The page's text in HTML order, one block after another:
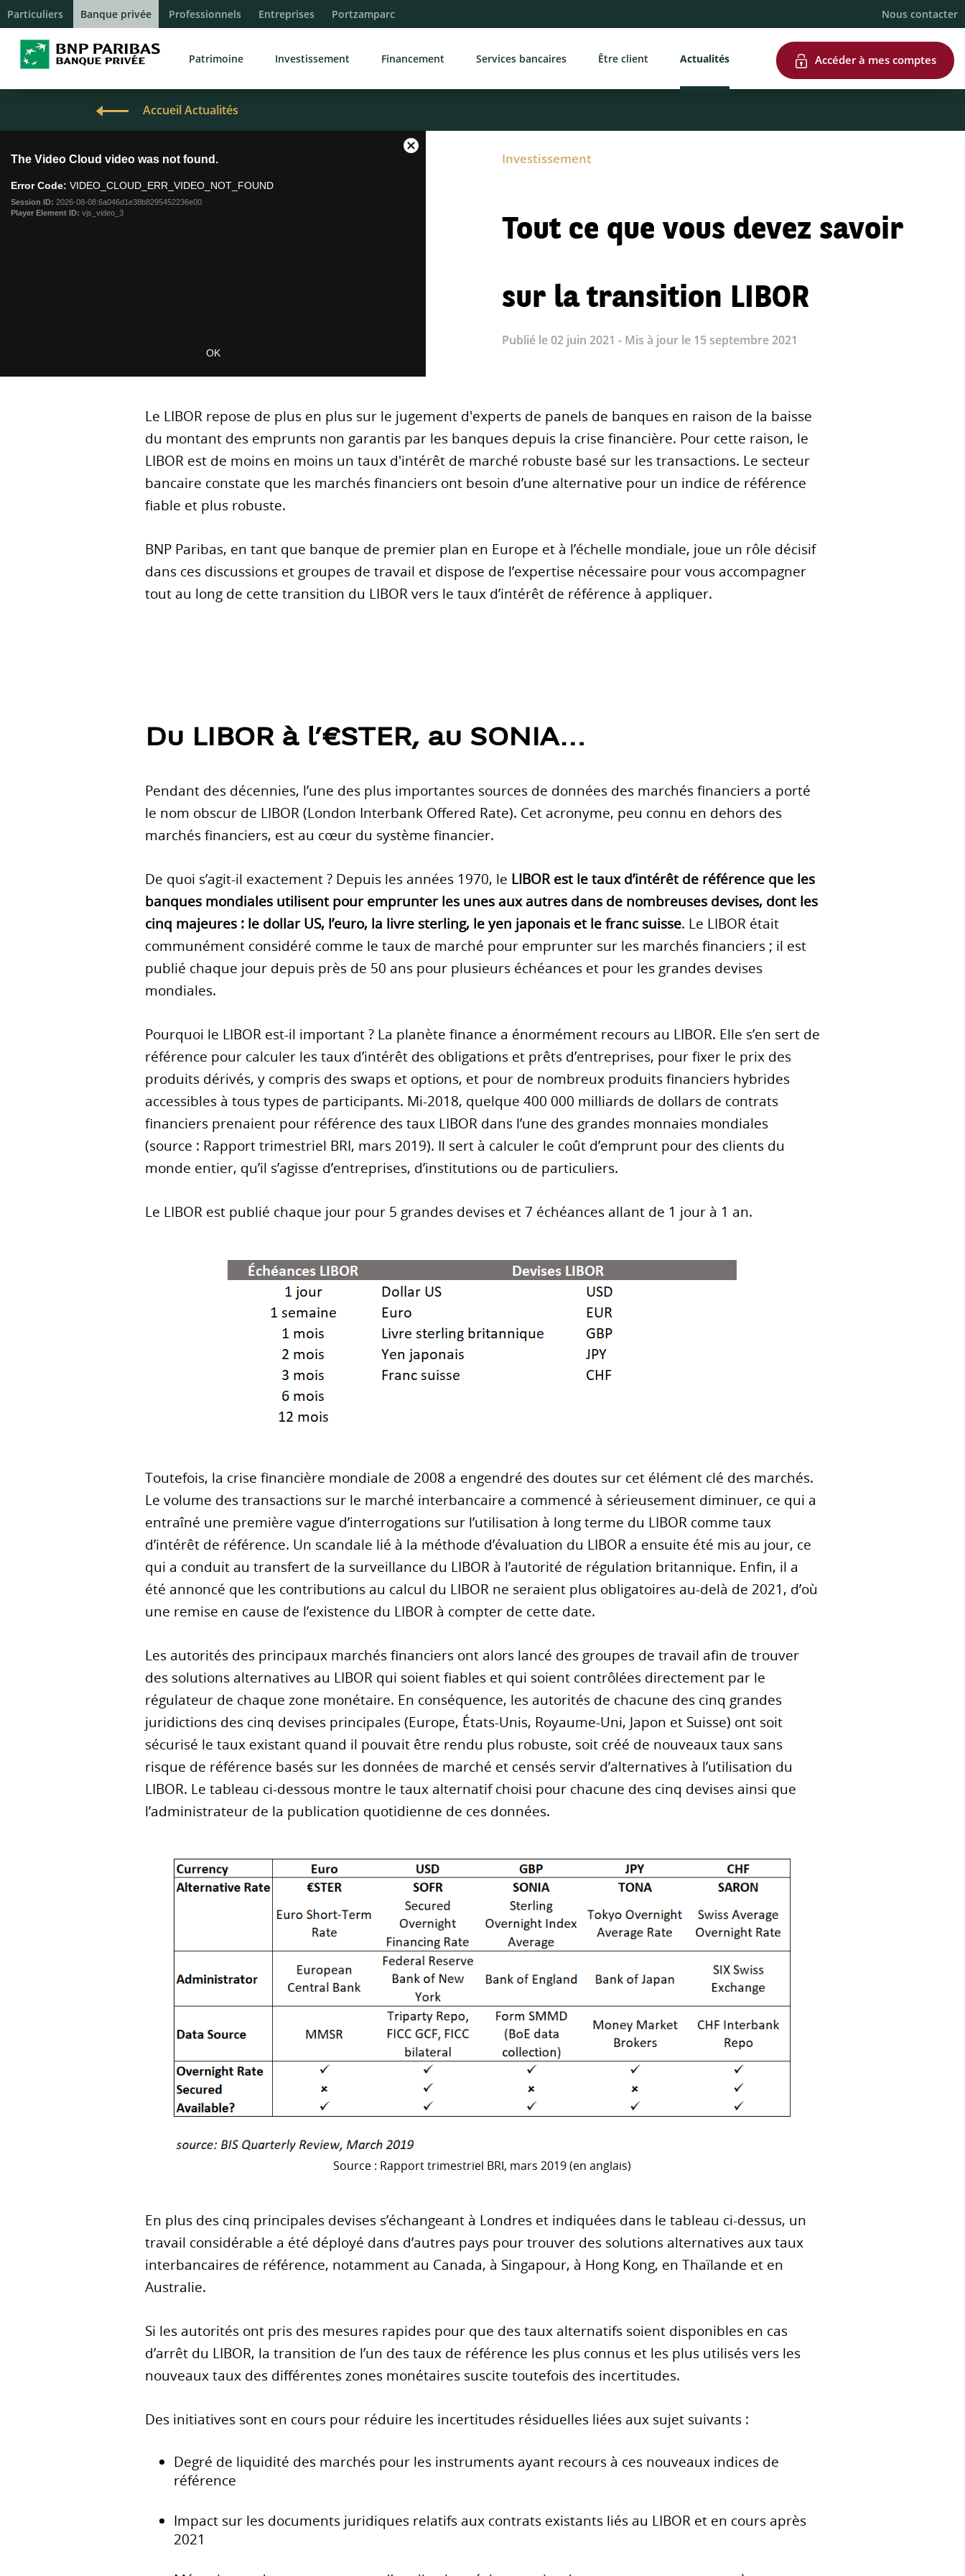
Particuliers Banque privée Professionnels Entreprises Portzamparc Nous contacter
Patrimoine Investissement Financement Services bancaires Être client Actualités Accéder à mes comptes
Accueil Actualités
Investissement
Tout ce que vous devez savoir
sur la transition LIBOR
Publié le 02 juin 2021 - Mis à jour le 15 septembre 2021
Le LIBOR repose de plus en plus sur le jugement d'experts de panels de banques en raison de la baisse
du montant des emprunts non garantis par les banques depuis la crise financière. Pour cette raison, le
LIBOR est de moins en moins un taux d'intérêt de marché robuste basé sur les transactions. Le secteur
bancaire constate que les marchés financiers ont besoin d’une alternative pour un indice de référence
fiable et plus robuste.
BNP Paribas, en tant que banque de premier plan en Europe et à l’échelle mondiale, joue un rôle décisif
dans ces discussions et groupes de travail et dispose de l’expertise nécessaire pour vous accompagner
tout au long de cette transition du LIBOR vers le taux d’intérêt de référence à appliquer.
Du LIBOR à l’€STER, au SONIA…
Pendant des décennies, l’une des plus importantes sources de données des marchés financiers a porté
le nom obscur de LIBOR (London Interbank Offered Rate). Cet acronyme, peu connu en dehors des
marchés financiers, est au cœur du système financier.
De quoi s’agit-il exactement ? Depuis les années 1970, le LIBOR est le taux d’intérêt de référence que les
banques mondiales utilisent pour emprunter les unes aux autres dans de nombreuses devises, dont les
cinq majeures : le dollar US, l’euro, la livre sterling, le yen japonais et le franc suisse. Le LIBOR était
communément considéré comme le taux de marché pour emprunter sur les marchés financiers ; il est
publié chaque jour depuis près de 50 ans pour plusieurs échéances et pour les grandes devises
mondiales.
Pourquoi le LIBOR est-il important ? La planète finance a énormément recours au LIBOR. Elle s’en sert de
référence pour calculer les taux d’intérêt des obligations et prêts d’entreprises, pour fixer le prix des
produits dérivés, y compris des swaps et options, et pour de nombreux produits financiers hybrides
accessibles à tous types de participants. Mi-2018, quelque 400 000 milliards de dollars de contrats
financiers prenaient pour référence des taux LIBOR dans l’une des grandes monnaies mondiales
(source : Rapport trimestriel BRI, mars 2019). Il sert à calculer le coût d’emprunt pour des clients du
monde entier, qu’il s’agisse d’entreprises, d’institutions ou de particuliers.
Le LIBOR est publié chaque jour pour 5 grandes devises et 7 échéances allant de 1 jour à 1 an.
Toutefois, la crise financière mondiale de 2008 a engendré des doutes sur cet élément clé des marchés.
Le volume des transactions sur le marché interbancaire a commencé à sérieusement diminuer, ce qui a
entraîné une première vague d’interrogations sur l’utilisation à long terme du LIBOR comme taux
d’intérêt de référence. Un scandale lié à la méthode d’évaluation du LIBOR a ensuite été mis au jour, ce
qui a conduit au transfert de la surveillance du LIBOR à l’autorité de régulation britannique. Enfin, il a
été annoncé que les contributions au calcul du LIBOR ne seraient plus obligatoires au-delà de 2021, d’où
une remise en cause de l’existence du LIBOR à compter de cette date.
Les autorités des principaux marchés financiers ont alors lancé des groupes de travail afin de trouver
des solutions alternatives au LIBOR qui soient fiables et qui soient contrôlées directement par le
régulateur de chaque zone monétaire. En conséquence, les autorités de chacune des cinq grandes
juridictions des cinq devises principales (Europe, États-Unis, Royaume-Uni, Japon et Suisse) ont soit
sécurisé le taux existant quand il pouvait être rendu plus robuste, soit créé de nouveaux taux sans
risque de référence basés sur les données de marché et censés servir d’alternatives à l’utilisation du
LIBOR. Le tableau ci-dessous montre le taux alternatif choisi pour chacune des cinq devises ainsi que
l’administrateur de la publication quotidienne de ces données.
Source : Rapport trimestriel BRI, mars 2019 (en anglais)
En plus des cinq principales devises s’échangeant à Londres et indiquées dans le tableau ci-dessus, un
travail considérable a été déployé dans d’autres pays pour trouver des solutions alternatives aux taux
interbancaires de référence, notamment au Canada, à Singapour, à Hong Kong, en Thaïlande et en
Australie.
Si les autorités ont pris des mesures rapides pour que des taux alternatifs soient disponibles en cas
d’arrêt du LIBOR, la transition de l’un des taux de référence les plus connus et les plus utilisés vers les
nouveaux taux des différentes zones monétaires suscite toutefois des incertitudes.
Des initiatives sont en cours pour réduire les incertitudes résiduelles liées aux sujet suivants :
Degré de liquidité des marchés pour les instruments ayant recours à ces nouveaux indices de
référence
Impact sur les documents juridiques relatifs aux contrats existants liés au LIBOR et en cours après
2021